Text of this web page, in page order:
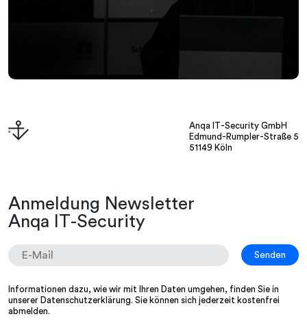
Anqa IT-Security GmbH
Edmund-Rumpler-Straße 5
51149 Köln
Anmeldung Newsletter
Anqa IT-Security
Informationen dazu, wie wir mit Ihren Daten umgehen, finden Sie in
unserer Datenschutzerklärung. Sie können sich jederzeit kostenfrei
abmelden.